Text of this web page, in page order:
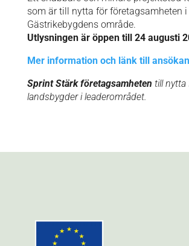
som är till nytta för företagsamheten i
Gästrikebygdens område.
Utlysningen är öppen till 24 augusti
Mer information och länk till ansökan
Sprint Stärk företagsamheten till nytta
landsbygder i leaderområdet.